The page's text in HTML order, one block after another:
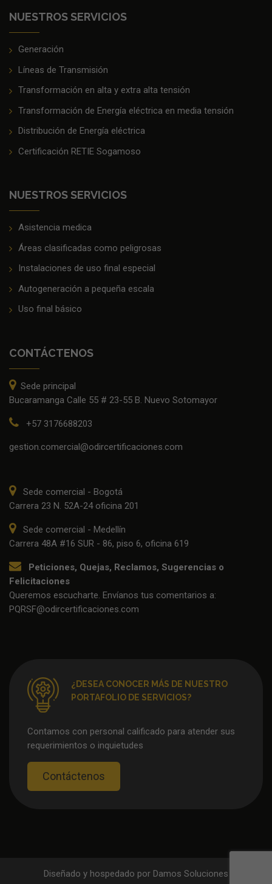
NUESTROS SERVICIOS
Generación
Líneas de Transmisión
Transformación en alta y extra alta tensión
Transformación de Energía eléctrica en media tensión
Distribución de Energía eléctrica
Certificación RETIE Sogamoso
NUESTROS SERVICIOS
Asistencia medica
Áreas clasificadas como peligrosas
Instalaciones de uso final especial
Autogeneración a pequeña escala
Uso final básico
CONTÁCTENOS
Sede principal
Bucaramanga Calle 55 # 23-55 B. Nuevo Sotomayor
+57 3176688203
gestion.comercial@odircertificaciones.com
Sede comercial - Bogotá
Carrera 23 N. 52A-24 oficina 201
Sede comercial - Medellín
Carrera 48A #16 SUR - 86, piso 6, oficina 619
Peticiones, Quejas, Reclamos, Sugerencias o
Felicitaciones
Queremos escucharte. Envíanos tus comentarios a:
PQRSF@odircertificaciones.com
¿DESEA CONOCER MÁS DE NUESTRO
PORTAFOLIO DE SERVICIOS?
Contamos con personal calificado para atender sus
requerimientos o inquietudes
Contáctenos
Diseñado y hospedado por Damos Soluciones